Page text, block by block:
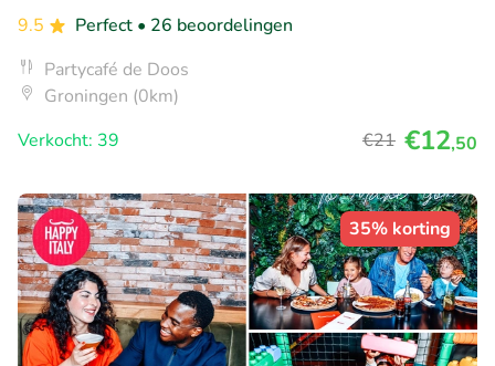
9.5
Perfect • 26 beoordelingen
Partycafé de Doos
Groningen (0km)
Verkocht: 39
€21 €12,50
35% korting